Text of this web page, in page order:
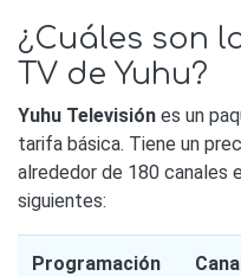
¿Cuáles son
TV de Yuhu?
Yuhu Televisión es un
tarifa básica. Tiene un
alrededor de 180 canales
siguientes:
Programación